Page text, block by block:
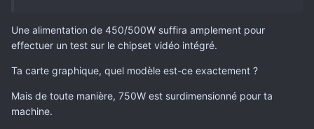
Une alimentation de 450/500W suffira amplement pour
effectuer un test sur le chipset vidéo intégré.
Ta carte graphique, quel modèle est-ce exactement ?
Mais de toute manière, 750W est surdimensionné pour ta
machine.